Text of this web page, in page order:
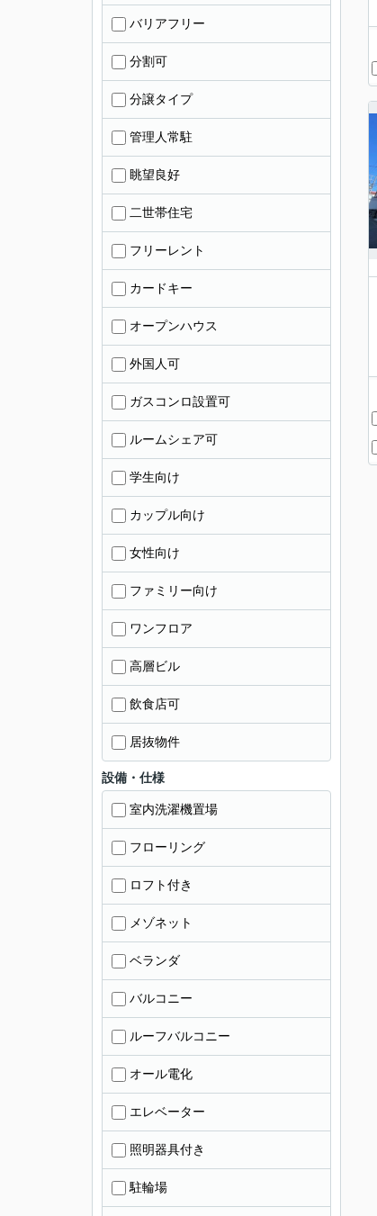
バリアフリー
分割可
分譲タイプ
管理人常駐
眺望良好
二世帯住宅
フリーレント
カードキー
オープンハウス
外国人可
ガスコンロ設置可
ルームシェア可
学生向け
カップル向け
女性向け
ファミリー向け
ワンフロア
高層ビル
飲食店可
居抜物件
設備・仕様
室内洗濯機置場
フローリング
ロフト付き
メゾネット
ベランダ
バルコニー
ルーフバルコニー
オール電化
エレベーター
照明器具付き
駐輪場